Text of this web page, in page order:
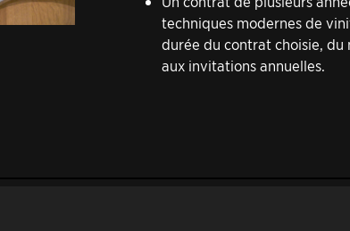
techniques modernes de
durée du contrat choisie,
aux invitations annuelles.